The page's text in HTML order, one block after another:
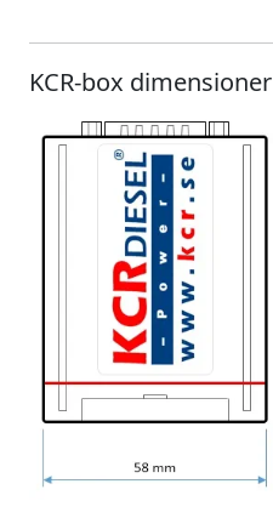
KCR-box dimensioner